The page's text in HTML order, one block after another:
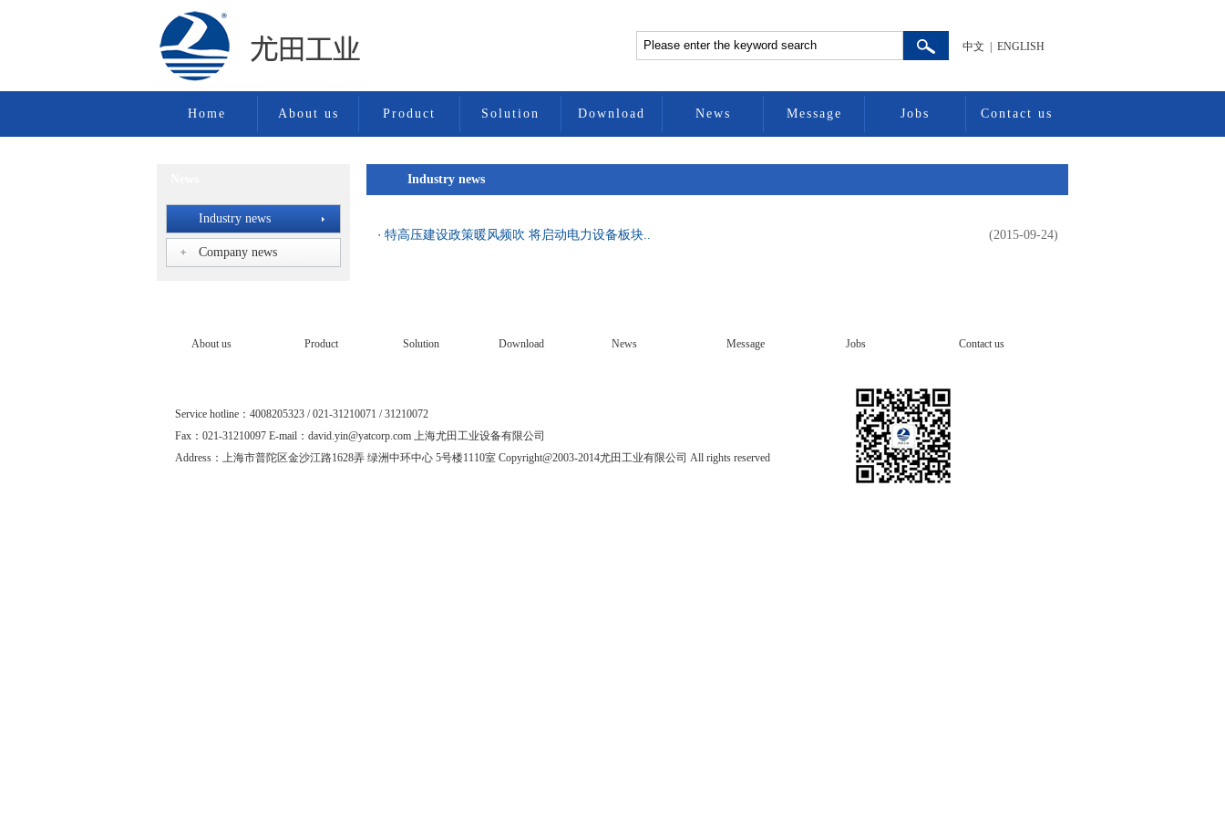
中文 | ENGLISH
Home About us Product Solution Download News Message Jobs Contact us
Industry news
Industry news
Company news
Industry news
・ 特高压建设政策暖风频吹 将启动电力设备板块.. (2015-09-24)
About us Product Solution Download News Message Jobs Contact us
Service hotline：4008205323 / 021-31210071 / 31210072
Fax：021-31210097 E-mail：david.yin@yatcorp.com 上海尤田工业设备有限公司
Address：上海市普陀区金沙江路1628弄 绿洲中环中心 5号楼1110室 Copyright@2003-2014尤田工业有限公司 All rights reserved